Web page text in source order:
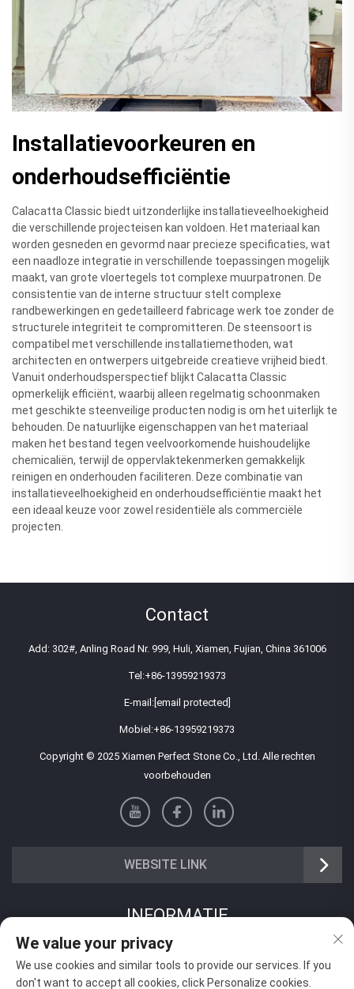
Installatievoorkeuren en
onderhoudsefficiëntie
Calacatta Classic biedt uitzonderlijke installatieveelhoekigheid
die verschillende projecteisen kan voldoen. Het materiaal kan
worden gesneden en gevormd naar precieze specificaties, wat
een naadloze integratie in verschillende toepassingen mogelijk
maakt, van grote vloertegels tot complexe muurpatronen. De
consistentie van de interne structuur stelt complexe
randbewerkingen en gedetailleerd fabricage werk toe zonder de
structurele integriteit te compromitteren. De steensoort is
compatibel met verschillende installatiemethoden, wat
architecten en ontwerpers uitgebreide creatieve vrijheid biedt.
Vanuit onderhoudsperspectief blijkt Calacatta Classic
opmerkelijk efficiënt, waarbij alleen regelmatig schoonmaken
met geschikte steenveilige producten nodig is om het uiterlijk te
behouden. De natuurlijke eigenschappen van het materiaal
maken het bestand tegen veelvoorkomende huishoudelijke
chemicaliën, terwijl de oppervlaktekenmerken gemakkelijk
reinigen en onderhouden faciliteren. Deze combinatie van
installatieveelhoekigheid en onderhoudsefficiëntie maakt het
een ideaal keuze voor zowel residentiële als commerciële
projecten.
Contact
Add: 302#, Anling Road Nr. 999, Huli, Xiamen, Fujian, China 361006
Tel:+86-13959219373
E-mail:[email protected]
Mobiel:+86-13959219373
Copyright © 2025 Xiamen Perfect Stone Co., Ltd. Alle rechten
voorbehouden
WEBSITE LINK
INFORMATIE
Meld je aan om onze wekelijkse nieuwsbrief te ontvangen
We value your privacy
We use cookies and similar tools to provide our services. If you
don't want to accept all cookies, click Personalize cookies.